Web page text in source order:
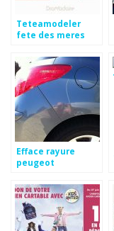
Teteamodeler
fete des meres
Efface rayure
peugeot